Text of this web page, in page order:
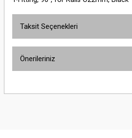
Taksit Seçenekleri
Önerileriniz
yetersiz gördüğünüz noktaları öneri